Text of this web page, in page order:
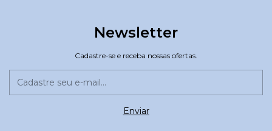
Newsletter
Cadastre-se e receba nossas ofertas.